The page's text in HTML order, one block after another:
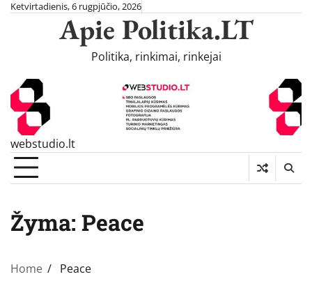
SkipKetvirtadienis, 6 rugpjūčio, 2026
Apie Politika.LT
Politika, rinkimai, rinkejai
webstudio.lt
Žyma: Peace
Home Peace